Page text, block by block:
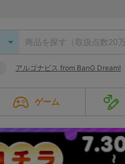
アルゴナビス from BanG Dream!
ゲーム